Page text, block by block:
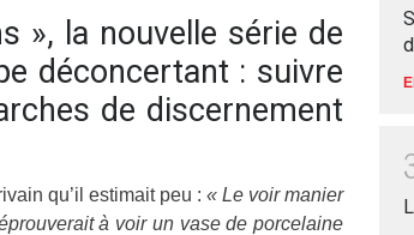
», la nouvelle série de
déconcertant : suivre
de discernement
qu’il estimait peu : « Le voir manier
à voir un vase de porcelaine